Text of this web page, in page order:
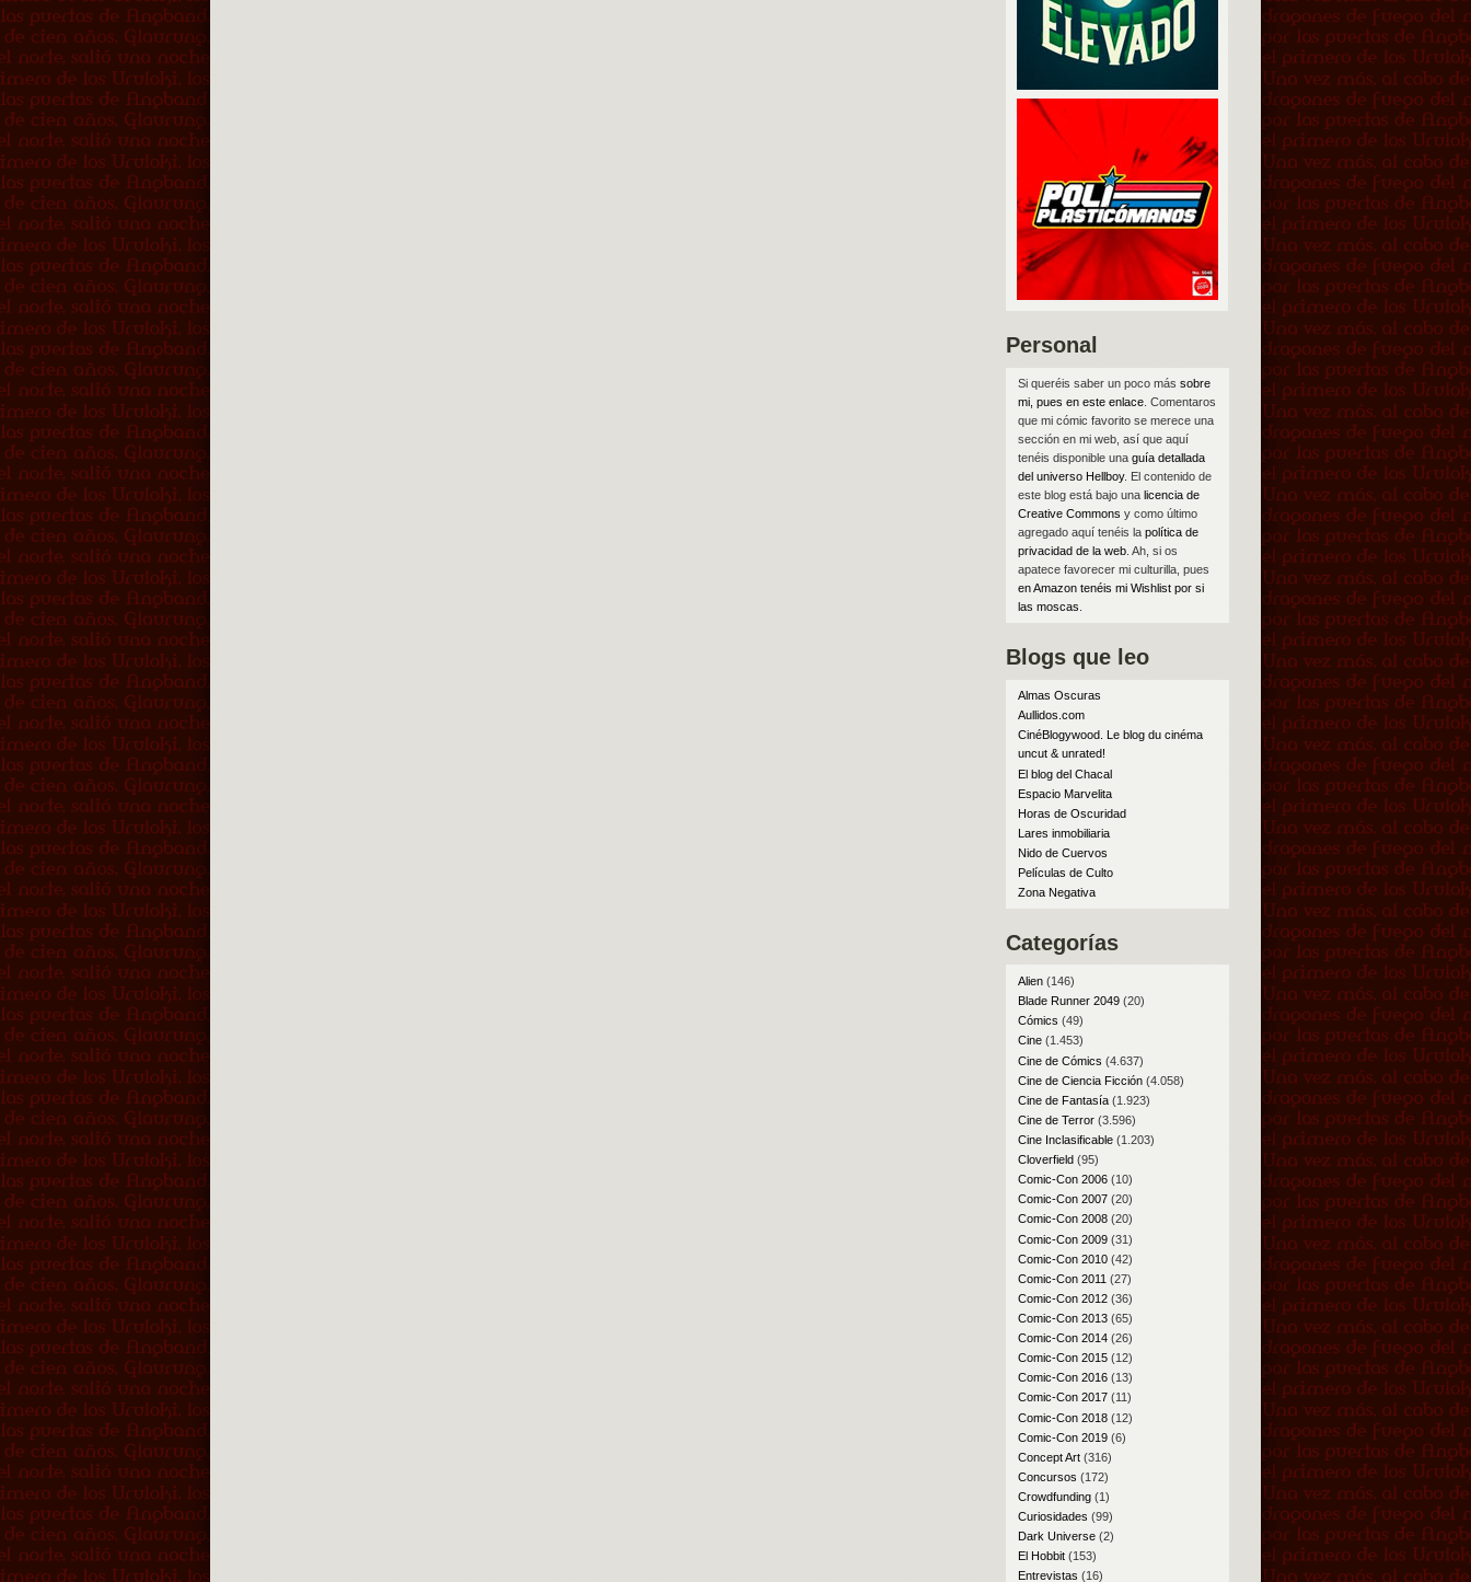
Personal
Si queréis saber un poco más sobre
mi, pues en este enlace. Comentaros
que mi cómic favorito se merece una
sección en mi web, así que aquí
tenéis disponible una guía detallada
del universo Hellboy. El contenido de
este blog está bajo una licencia de
Creative Commons y como último
agregado aquí tenéis la política de
privacidad de la web. Ah, si os
apatece favorecer mi culturilla, pues
en Amazon tenéis mi Wishlist por si
las moscas
Blogs que leo
Almas Oscuras
Aullidos.com
CinéBlogywood. Le blog du cinéma
uncut & unrated!
El blog del Chacal
Espacio Marvelita
Horas de Oscuridad
Lares inmobiliaria
Nido de Cuervos
Películas de Culto
Zona Negativa
Categorías
Alien(146)
Blade Runner 2049(20)
Cómics (49)
Cine(1.453)
Cine de Cómics (4.637)
Cine de Ciencia Ficción(4.058)
Cine de Fantasía(1.923)
Cine de Terror(3.596)
Cine Inclasificable(1.203)
Cloverfield(95)
Comic-Con 2006(10)
Comic-Con 2007(20)
Comic-Con 2008(20)
Comic-Con 2009(31)
Comic-Con 2010(42)
Comic-Con 2011 (27)
Comic-Con 2012(36)
Comic-Con 2013(65)
Comic-Con 2014(26)
Comic-Con 2015(12)
Comic-Con 2016(13)
Comic-Con 2017(11)
Comic-Con 2018(12)
Comic-Con 2019(6)
Concept Art(316)
Concursos (172)
Crowdfunding(1)
Curiosidades (99)
Dark Universe(2)
El Hobbit(153)
Entrevistas (16)